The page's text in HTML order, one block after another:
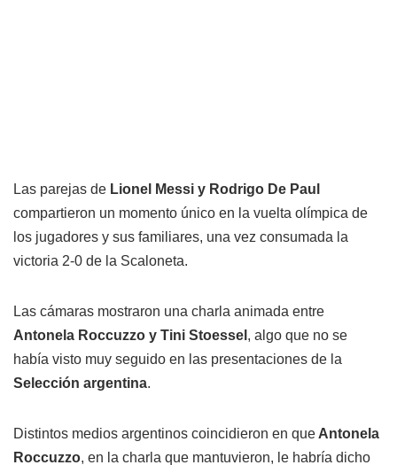
Las parejas de Lionel Messi y Rodrigo De Paul
compartieron un momento único en la vuelta olímpica de
los jugadores y sus familiares, una vez consumada la
victoria 2-0 de la Scaloneta.
Las cámaras mostraron una charla animada entre
Antonela Roccuzzo y Tini Stoessel , algo que no se
había visto muy seguido en las presentaciones de la
Selección argentina.
Distintos medios argentinos coincidieron en que Antonela
Roccuzzo, en la charla que mantuvieron, le habría dicho